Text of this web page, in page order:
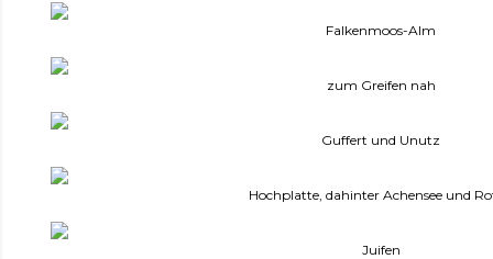
Falkenmoos-Alm
zum Greifen nah
Guffert und Unutz
Hochplatte, dahinter Achensee und
Juifen